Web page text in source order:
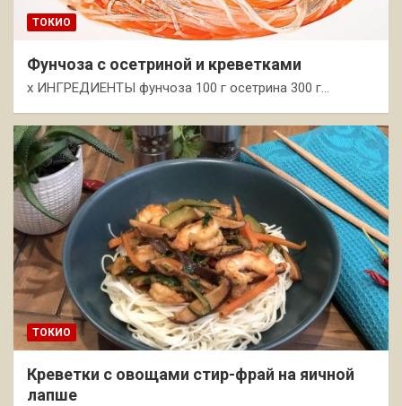
ТОКИО
Фунчоза с осетриной и креветками
x ИНГРЕДИЕНТЫ фунчоза 100 г осетрина 300 г…
ТОКИО
Креветки с овощами стир-фрай на яичной
лапше